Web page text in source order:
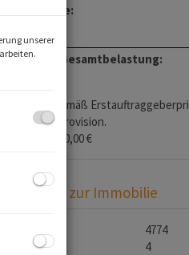
Gesamtmiete:
Gesamtbelastung:
Gemäß
Abgeber die Provision.
6.000,00 €
Basisdaten zur Immobilie
4774
Zimmer
4
unserer